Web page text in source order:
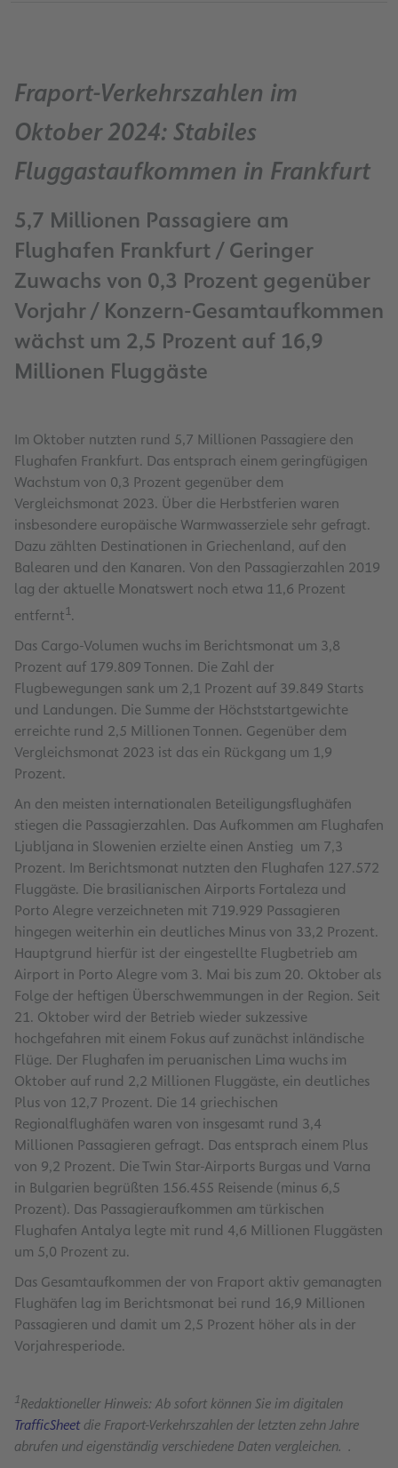
Fraport-Verkehrszahlen im
Oktober 2024: Stabiles
Fluggastaufkommen in Frankfurt
5,7 Millionen Passagiere am
Flughafen Frankfurt / Geringer
Zuwachs von 0,3 Prozent gegenüber
Vorjahr / Konzern-Gesamtaufkommen
wächst um 2,5 Prozent auf 16,9
Millionen Fluggäste
Im Oktober nutzten rund 5,7 Millionen Passagiere den
Flughafen Frankfurt. Das entsprach einem geringfügigen
Wachstum von 0,3 Prozent gegenüber dem
Vergleichsmonat 2023. Über die Herbstferien waren
insbesondere europäische Warmwasserziele sehr gefragt.
Dazu zählten Destinationen in Griechenland, auf den
Balearen und den Kanaren. Von den Passagierzahlen 2019
lag der aktuelle Monatswert noch etwa 11,6 Prozent
entfernt1.
Das Cargo-Volumen wuchs im Berichtsmonat um 3,8
Prozent auf 179.809 Tonnen. Die Zahl der
Flugbewegungen sank um 2,1 Prozent auf 39.849 Starts
und Landungen. Die Summe der Höchststartgewichte
erreichte rund 2,5 Millionen Tonnen. Gegenüber dem
Vergleichsmonat 2023 ist das ein Rückgang um 1,9
Prozent.
An den meisten internationalen Beteiligungsflughäfen
stiegen die Passagierzahlen. Das Aufkommen am Flughafen
Ljubljana in Slowenien erzielte einen Anstieg um 7,3
Prozent. Im Berichtsmonat nutzten den Flughafen 127.572
Fluggäste. Die brasilianischen Airports Fortaleza und
Porto Alegre verzeichneten mit 719.929 Passagieren
hingegen weiterhin ein deutliches Minus von 33,2 Prozent.
Hauptgrund hierfür ist der eingestellte Flugbetrieb am
Airport in Porto Alegre vom 3. Mai bis zum 20. Oktober als
Folge der heftigen Überschwemmungen in der Region. Seit
21. Oktober wird der Betrieb wieder sukzessive
hochgefahren mit einem Fokus auf zunächst inländische
Flüge. Der Flughafen im peruanischen Lima wuchs im
Oktober auf rund 2,2 Millionen Fluggäste, ein deutliches
Plus von 12,7 Prozent. Die 14 griechischen
Regionalflughäfen waren von insgesamt rund 3,4
Millionen Passagieren gefragt. Das entsprach einem Plus
von 9,2 Prozent. Die Twin Star-Airports Burgas und Varna
in Bulgarien begrüßten 156.455 Reisende (minus 6,5
Prozent). Das Passagieraufkommen am türkischen
Flughafen Antalya legte mit rund 4,6 Millionen Fluggästen
um 5,0 Prozent zu.
Das Gesamtaufkommen der von Fraport aktiv gemanagten
Flughäfen lag im Berichtsmonat bei rund 16,9 Millionen
Passagieren und damit um 2,5 Prozent höher als in der
Vorjahresperiode.
1Redaktioneller Hinweis: Ab sofort können Sie im digitalen
TrafficSheetdie Fraport-Verkehrszahlen der letzten zehn Jahre
abrufen und eigenständig verschiedene Daten vergleichen. .